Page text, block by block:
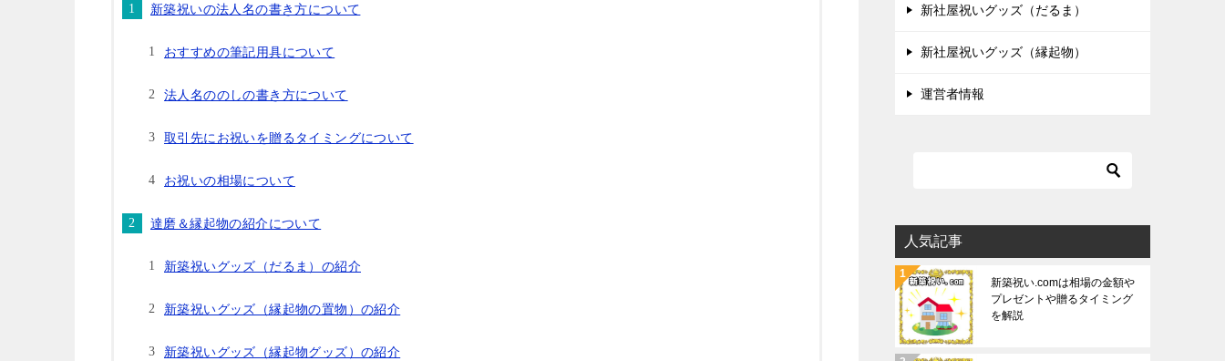
新築祝いの法人名の書き方について
おすすめの筆記用具について
法人名ののしの書き方について
取引先にお祝いを贈るタイミングについて
お祝いの相場について
達磨＆縁起物の紹介について
新築祝いグッズ（だるま）の紹介
新築祝いグッズ（縁起物の置物）の紹介
新築祝いグッズ（縁起物グッズ）の紹介
新社屋祝いグッズ（だるま）
新社屋祝いグッズ（縁起物）
運営者情報
人気記事
新築祝い.comは相場の金額や
プレゼントや贈るタイミング
を解説